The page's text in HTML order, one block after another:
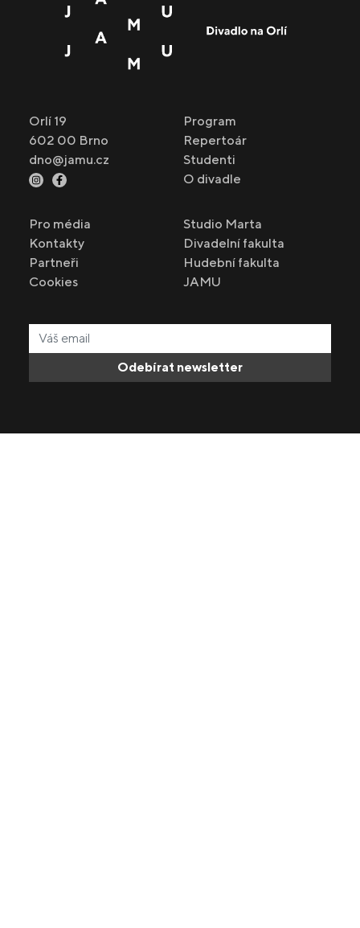
Orlí 19
602 00 Brno
dno@jamu.cz
Program
Repertoár
Studenti
O divadle
Pro média
Kontakty
Partneři
Cookies
Studio Marta
Divadelní fakulta
Hudební fakulta
JAMU